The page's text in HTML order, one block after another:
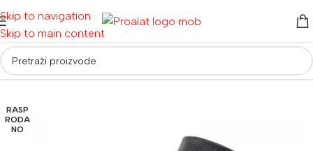
Skip to navigation
Skip to main content
Početna/ Usisivači/Pribor za usisivače
RASP
RODA
NO